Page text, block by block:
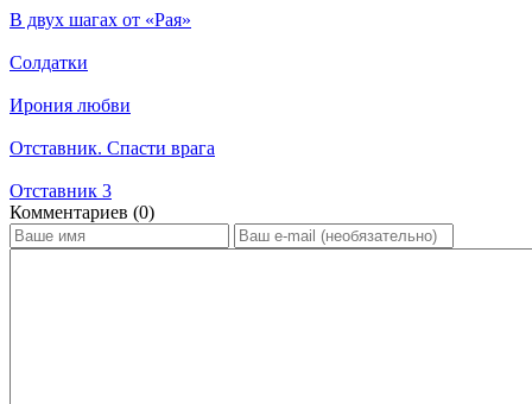
В двух шагах от «Рая»
Солдатки
Ирония любви
Отставник. Спасти врага
Отставник 3
Ком­мен­та­ри­ев (0)